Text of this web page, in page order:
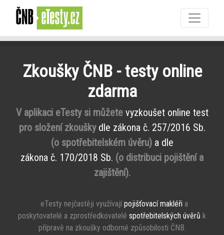
Zkoušky ČNB - testy online
zdarma
V aplikaci eTesty si můžetevyzkoušet online test
pro složení zkoušky dle zákona č. 257/2016 Sb.
(o spotřebitelském úvěru)a dle
zákona č. 170/2018 Sb. (o distribuci pojištění a
zajištění).
eTesty nejčastěji využívajípojišťovací makléři a
poskytovatelé a zprostředkovatelé spotřebitelských úvěrů k
přípravě na zkoušky odborné způsobilosti ČNB.